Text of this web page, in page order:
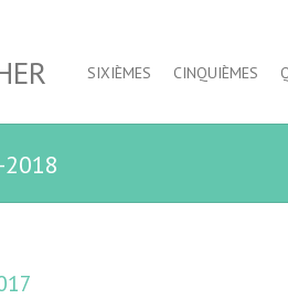
SIXIÈMES CINQUIÈMES